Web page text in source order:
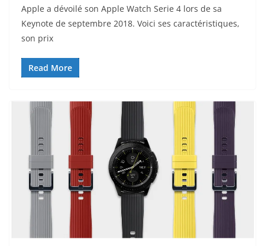
Apple a dévoilé son Apple Watch Serie 4 lors de sa
Keynote de septembre 2018. Voici ses caractéristiques,
son prix
Read More